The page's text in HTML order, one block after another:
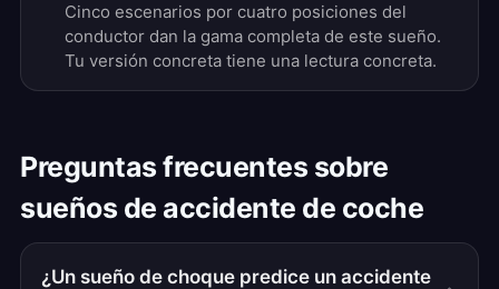
Cinco escenarios por cuatro posiciones del
conductor dan la gama completa de este sueño.
Tu versión concreta tiene una lectura concreta.
Preguntas frecuentes sobre
sueños de accidente de coche
¿Un sueño de choque predice un accidente